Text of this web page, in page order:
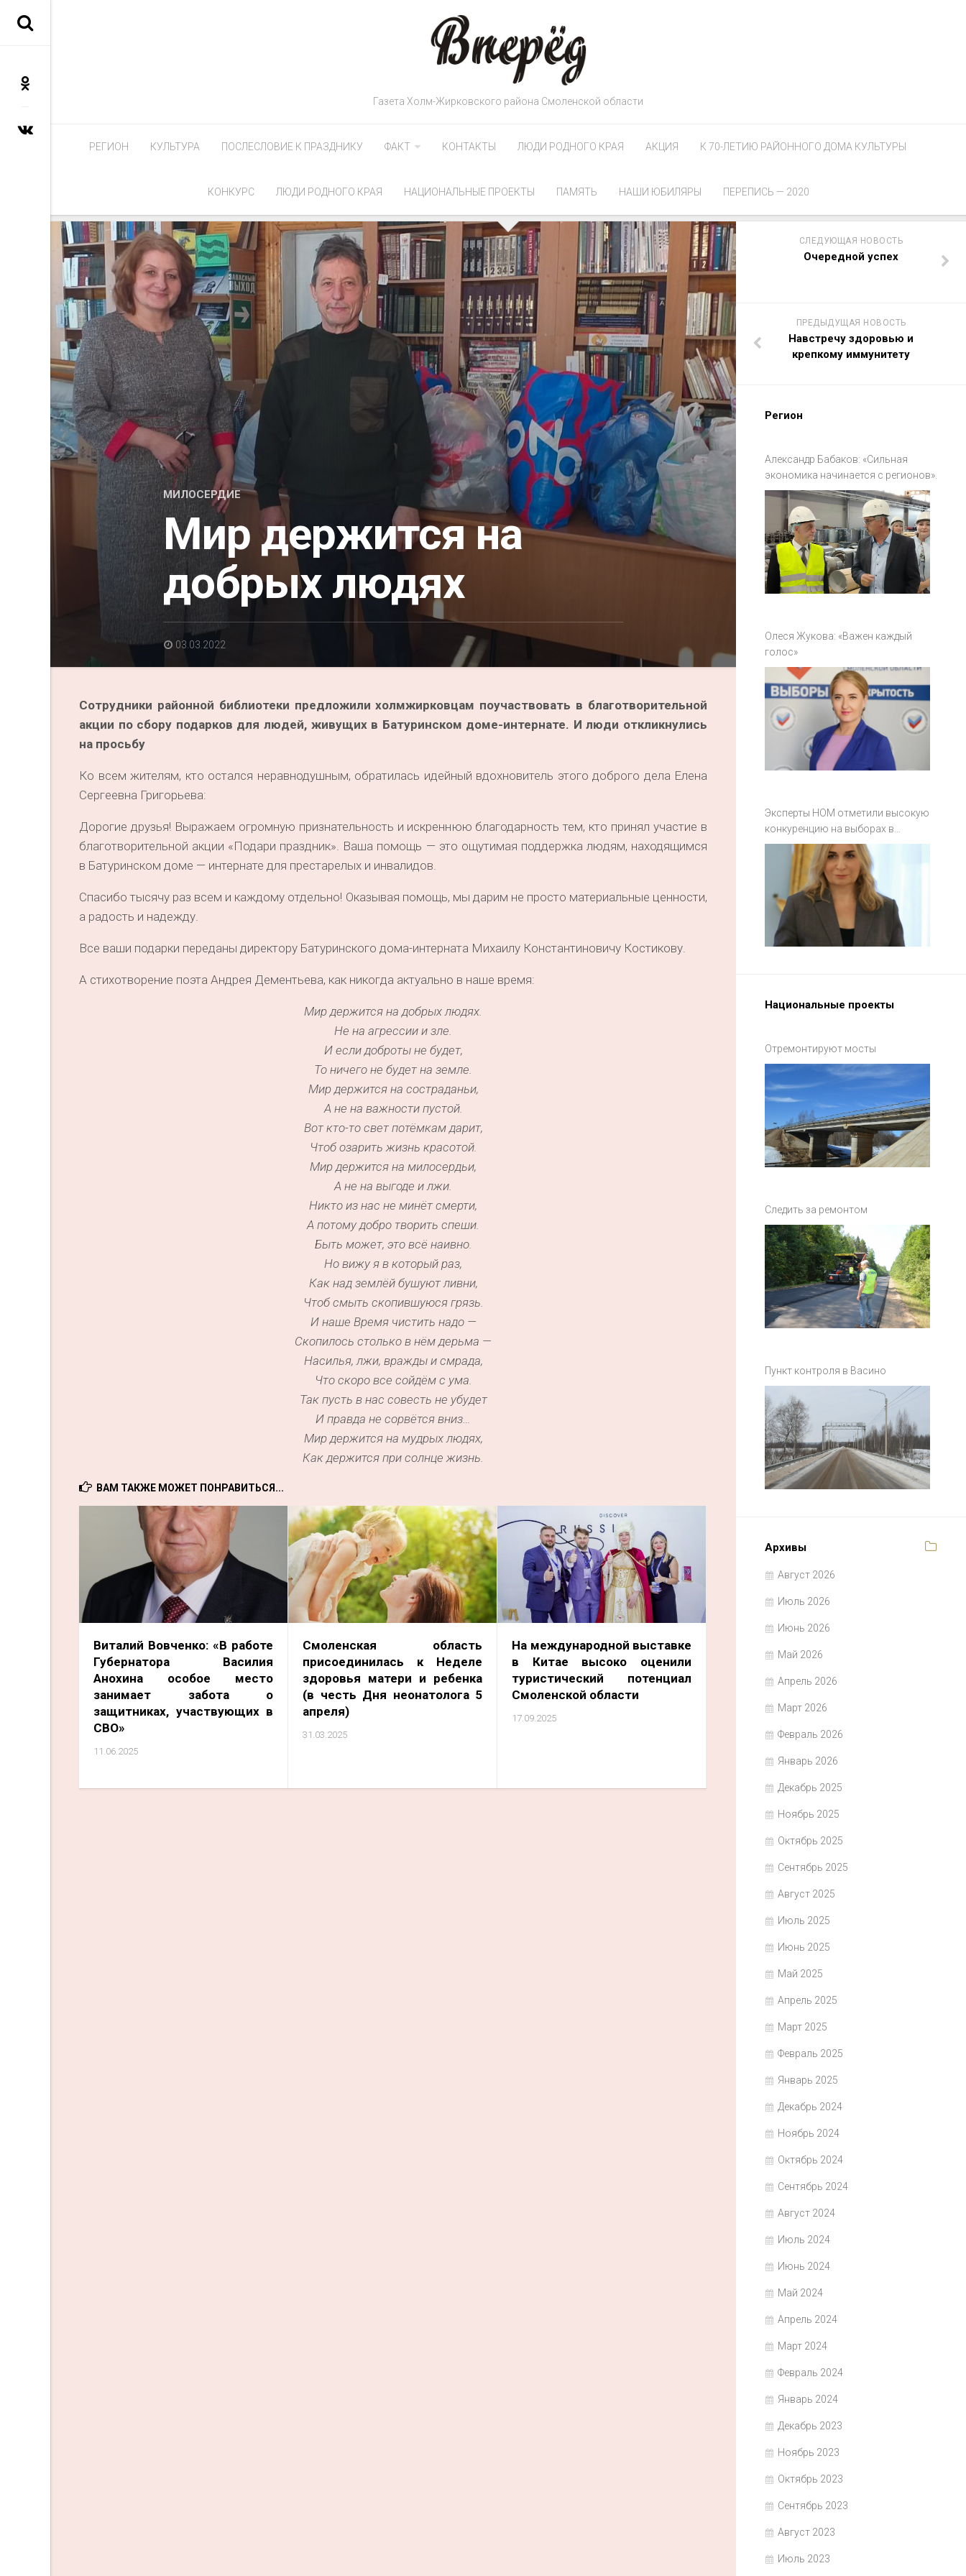
Газета Холм-Жирковского района Смоленской области
РЕГИОН КУЛЬТУРА ПОСЛЕСЛОВИЕ К ПРАЗДНИКУ ФАКТ КОНТАКТЫ ЛЮДИ РОДНОГО КРАЯ АКЦИЯ К 70-ЛЕТИЮ РАЙОННОГО ДОМА КУЛЬТУРЫ
КОНКУРС ЛЮДИ РОДНОГО КРАЯ НАЦИОНАЛЬНЫЕ ПРОЕКТЫ ПАМЯТЬ НАШИ ЮБИЛЯРЫ ПЕРЕПИСЬ — 2020
МИЛОСЕРДИЕ
Мир держится на
добрых людях
03.03.2022
Сотрудники районной библиотеки предложили холмжирковцам поучаствовать в благотворительной
акции по сбору подарков для людей, живущих в Батуринском доме-интернате. И люди откликнулись
на просьбу
Ко всем жителям, кто остался неравнодушным, обратилась идейный вдохновитель этого доброго дела Елена
Сергеевна Григорьева:
Дорогие друзья! Выражаем огромную признательность и искреннюю благодарность тем, кто принял участие в
благотворительной акции «Подари праздник». Ваша помощь — это ощутимая поддержка людям, находящимся
в Батуринском доме — интернате для престарелых и инвалидов.
Спасибо тысячу раз всем и каждому отдельно! Оказывая помощь, мы дарим не просто материальные ценности,
а радость и надежду.
Все ваши подарки переданы директору Батуринского дома-интерната Михаилу Константиновичу Костикову.
А стихотворение поэта Андрея Дементьева, как никогда актуально в наше время:
Мир держится на добрых людях.
Не на агрессии и зле.
И если доброты не будет,
То ничего не будет на земле.
Мир держится на состраданьи,
А не на важности пустой.
Вот кто-то свет потёмкам дарит,
Чтоб озарить жизнь красотой.
Мир держится на милосердьи,
А не на выгоде и лжи.
Никто из нас не минёт смерти,
А потому добро творить спеши.
Быть может, это всё наивно.
Но вижу я в который раз,
Как над землёй бушуют ливни,
Чтоб смыть скопившуюся грязь.
И наше Время чистить надо —
Скопилось столько в нём дерьма —
Насилья, лжи, вражды и смрада,
Что скоро все сойдём с ума.
Так пусть в нас совесть не убудет
И правда не сорвётся вниз…
Мир держится на мудрых людях,
Как держится при солнце жизнь.
ВАМ ТАКЖЕ МОЖЕТ ПОНРАВИТЬСЯ...
Виталий Вовченко: «В работе
Губернатора Василия
Анохина особое место
занимает забота о
защитниках, участвующих в
СВО»
11.06.2025
Смоленская область
присоединилась к Неделе
здоровья матери и ребенка
(в честь Дня неонатолога 5
апреля)
31.03.2025
На международной выставке
в Китае высоко оценили
туристический потенциал
Смоленской области
17.09.2025
СЛЕДУЮЩАЯ НОВОСТЬ
Очередной успех
ПРЕДЫДУЩАЯ НОВОСТЬ
Навстречу здоровью и
крепкому иммунитету
Регион
Александр Бабаков: «Сильная
экономика начинается с регионов».
Олеся Жукова: «Важен каждый
голос»
Эксперты НОМ отметили высокую
конкуренцию на выборах в
Смоленской области
Национальные проекты
Отремонтируют мосты
Следить за ремонтом
Пункт контроля в Васино
Архивы
Август 2026
Июль 2026
Июнь 2026
Май 2026
Апрель 2026
Март 2026
Февраль 2026
Январь 2026
Декабрь 2025
Ноябрь 2025
Октябрь 2025
Сентябрь 2025
Август 2025
Июль 2025
Июнь 2025
Май 2025
Апрель 2025
Март 2025
Февраль 2025
Январь 2025
Декабрь 2024
Ноябрь 2024
Октябрь 2024
Сентябрь 2024
Август 2024
Июль 2024
Июнь 2024
Май 2024
Апрель 2024
Март 2024
Февраль 2024
Январь 2024
Декабрь 2023
Ноябрь 2023
Октябрь 2023
Сентябрь 2023
Август 2023
Июль 2023